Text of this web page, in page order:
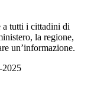
a tutti i cittadini di
la regione,
un’informazione.
2025